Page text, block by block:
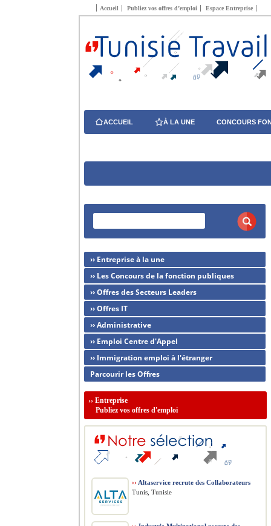
Accueil Publiez vos offres d’emploi Espace Entreprise
ACCUEIL À LA UNE CONCOURS
›› Entreprise à la une
›› Les Concours de la fonction publiques
›› Offres des Secteurs Leaders
›› Offres IT
›› Administrative
›› Emploi Centre d'Appel
›› Immigration emploi à l'étranger
Parcourir les Offres
›› Entreprise
Publiez vos offres d'emploi
›› Altaservice recrute des Collaborateurs
Tunis, Tunisie